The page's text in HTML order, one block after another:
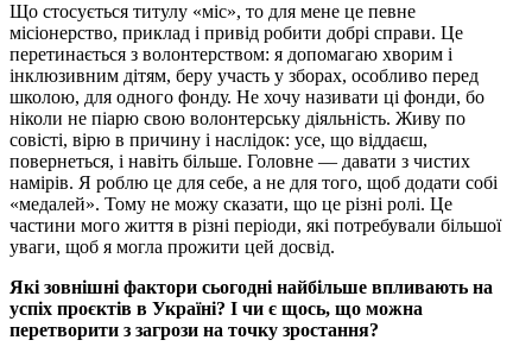
Що стосується титулу «міс», то для мене це певне
місіонерство, приклад і привід робити добрі справи. Це
перетинається з волонтерством: я допомагаю хворим і
інклюзивним дітям, беру участь у зборах, особливо перед
школою, для одного фонду. Не хочу називати ці фонди, бо
ніколи не піарю свою волонтерську діяльність. Живу по
совісті, вірю в причину і наслідок: усе, що віддаєш,
повернеться, і навіть більше. Головне — давати з чистих
намірів. Я роблю це для себе, а не для того, щоб додати собі
«медалей». Тому не можу сказати, що це різні ролі. Це
частини мого життя в різні періоди, які потребували більшої
уваги, щоб я могла прожити цей досвід.
Які зовнішні фактори сьогодні найбільше впливають на
успіх проєктів в Україні? І чи є щось, що можна
перетворити з загрози на точку зростання?